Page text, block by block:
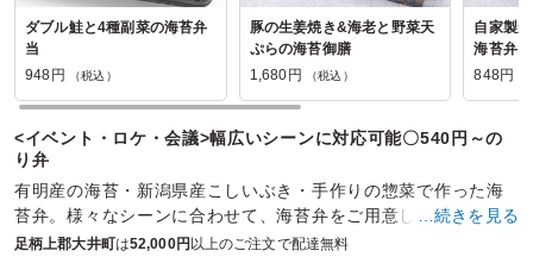
ダブル鮭と4種副菜の海苔弁
当
948円
（税込）
豚の生姜焼き&海老と野菜天
ぷらの海苔御膳
1,680円
（税込）
自家製
海苔弁当
848円
<イベント・ロケ・会議>幅広いシーンに対応可能〇540円～の
り弁
有明産の海苔・新潟県産こしいぶき・手作りの惣菜で作った海
苔弁。様々なシーンに合わせて、海苔弁をご用意しています。
…続きを見る
足柄上郡大井町は52,000円 以上のご注文で配達無料